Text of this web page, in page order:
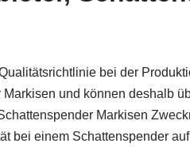
bei der
und können deshalb
Markisen
bei einem Schattenspender